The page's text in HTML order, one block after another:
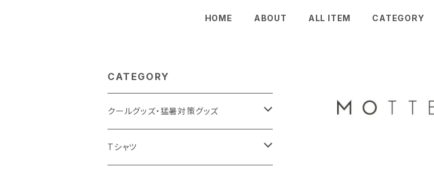
HOME ABOUT ALL ITEM CATEGORY
CATEGORY
クールグッズ・猛暑対策グッズ
扇風機
Tシャツ